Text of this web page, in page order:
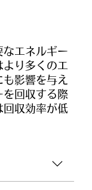
なエネルギー
り多くのエ
も影響を与え
を回収する際
回収効率が低